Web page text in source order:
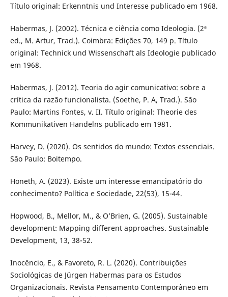
Título original: Erkenntnis und Interesse publicado em 1968.
Habermas, J. (2002). Técnica e ciência como Ideologia. (2ª
ed., M. Artur, Trad.). Coimbra: Edições 70, 149 p. Título
original: Technick und Wissenschaft als Ideologie publicado
em 1968.
Habermas, J. (2012). Teoria do agir comunicativo: sobre a
crítica da razão funcionalista. (Soethe, P. A, Trad.). São
Paulo: Martins Fontes, v. II. Título original: Theorie des
Kommunikativen Handelns publicado em 1981.
Harvey, D. (2020). Os sentidos do mundo: Textos essenciais.
São Paulo: Boitempo.
Honeth, A. (2023). Existe um interesse emancipatório do
conhecimento? Política e Sociedade, 22(53), 15-44.
Hopwood, B., Mellor, M., & O’Brien, G. (2005). Sustainable
development: Mapping different approaches. Sustainable
Development, 13, 38-52.
Inocêncio, E., & Favoreto, R. L. (2020). Contribuições
Sociológicas de Jürgen Habermas para os Estudos
Organizacionais. Revista Pensamento Contemporâneo em